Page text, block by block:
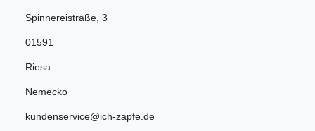
Spinnereistraße 3
01591
Riesa
Nemecko
kundenservice@ich-zapfe.de